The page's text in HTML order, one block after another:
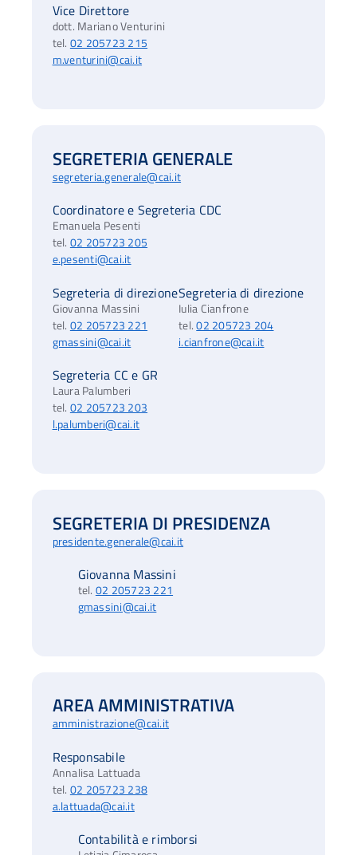
Vice Direttore
dott. Mariano Venturini
tel. 02 205723 215
m.venturini@cai.it
SEGRETERIA GENERALE
segreteria.generale@cai.it
Coordinatore e Segreteria CDC
Emanuela Pesenti
tel. 02 205723 205
e.pesenti@cai.it
Segreteria di direzione
Giovanna Massini
tel. 02 205723 221
gmassini@cai.it
Segreteria di direzione
Iulia Cianfrone
tel.02 205723 204
i.cianfrone@cai.it
Segreteria CC e GR
Laura Palumberi
tel. 02 205723 203
l.palumberi@cai.it
SEGRETERIA DI PRESIDENZA
presidente.generale@cai.it
Giovanna Massini
tel. 02 205723 221
gmassini@cai.it
AREA AMMINISTRATIVA
amministrazione@cai.it
Responsabile
Annalisa Lattuada
tel. 02 205723 238
a.lattuada@cai.it
Contabilità e rimborsi